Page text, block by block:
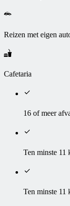
Reizen met eigen
Cafetaria
16 of meer
Ten minste 11
Ten minste 11